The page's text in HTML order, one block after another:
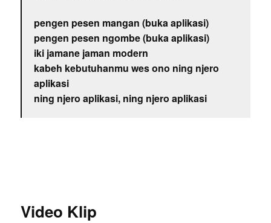
pengen pesen mangan (buka aplikasi)
pengen pesen ngombe (buka aplikasi)
iki jamane jaman modern
kabeh kebutuhanmu wes ono ning njero
aplikasi
ning njero aplikasi, ning njero aplikasi
Video Klip